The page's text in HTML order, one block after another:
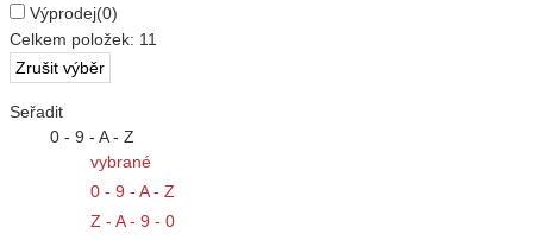
Výprodej(0)
Celkem položek: 11
Seřadit
0 - 9 - A - Z
vybrané
0 - 9 - A - Z
Z - A - 9 - 0